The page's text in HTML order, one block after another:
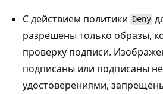
С действием политики Deny
разрешены только образы,
проверку подписи.
подписаны или подписаны
удостоверениями,